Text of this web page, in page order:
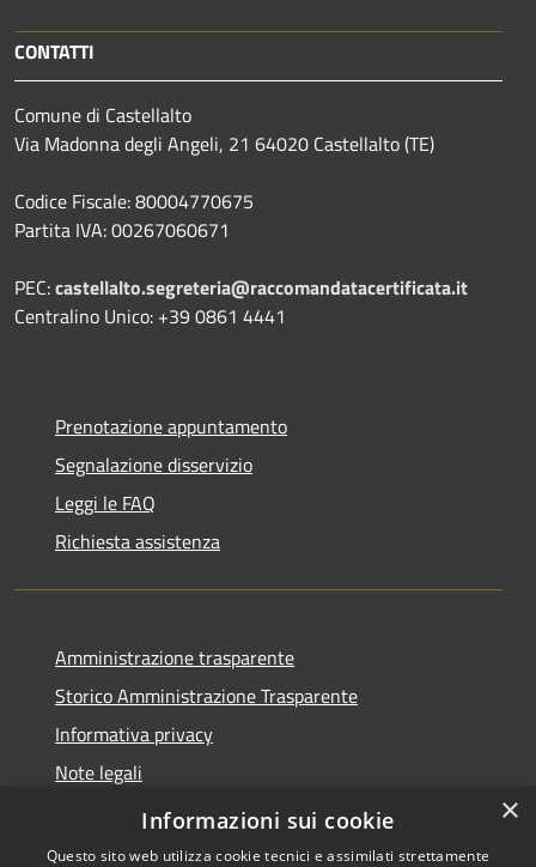
CONTATTI
Comune di Castellalto
Via Madonna degli Angeli, 21 64020 Castellalto (TE)
Codice Fiscale: 80004770675
Partita IVA: 00267060671
PEC:castellalto.segreteria@raccomandatacertificata.it
Centralino Unico: +39 0861 4441
Prenotazione appuntamento
Segnalazione disservizio
Leggi le FAQ
Richiesta assistenza
Amministrazione trasparente
Storico Amministrazione Trasparente
Informativa privacy
Note legali
Dichiarazione di accessibilità
×
Informazioni sui cookie
Questo sito web utilizza cookie tecnici e assimilati strettamente